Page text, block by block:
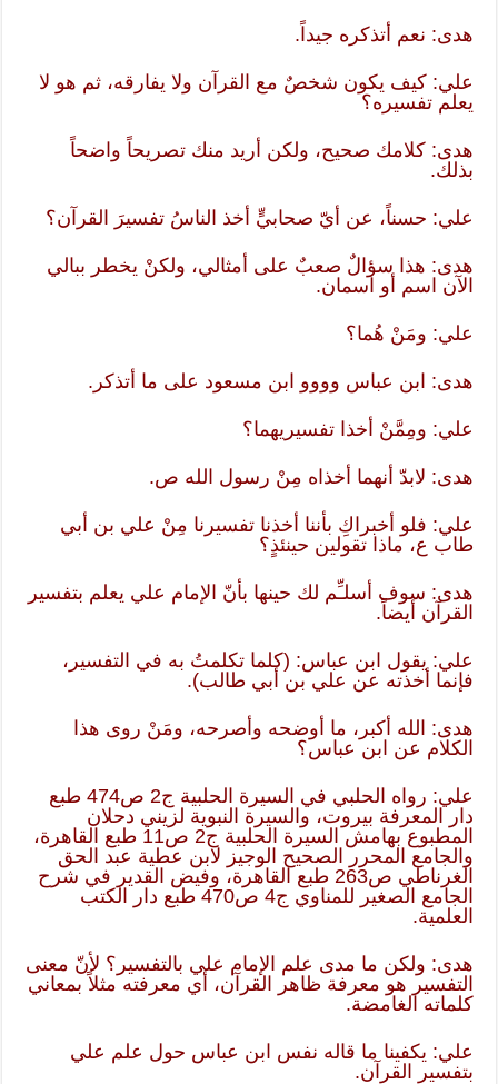
هدى: نعم أتذكره جيداً.
علي: كيف يكون شخصٌ مع القرآن ولا يفارقه، ثم هو لا
يعلم تفسيره؟
هدى: كلامك صحيح، ولكن أريد منك تصريحاً واضحاً
بذلك.
علي: حسناً، عن أيّ صحابيٍّ أخذ الناسُ تفسيرَ القرآن؟
هدى: هذا سؤالٌ صعبٌ على أمثالي، ولكنْ يخطر ببالي
الآن اسم أو اسمان.
علي: ومَنْ هُما؟
هدى: ابن عباس وووو ابن مسعود على ما أتذكر.
علي: ومِمَّنْ أخذا تفسيريهما؟
هدى: لابدّ أنهما أخذاه مِنْ رسول الله ص.
علي: فلو أخبراكِ بأننا أخذنا تفسيرنا مِنْ علي بن أبي
طاب ع، ماذا تقولين حينئذٍ؟
هدى: سوف أسلـِّم لك حينها بأنّ الإمام علي يعلم بتفسير
القرآن أيضاً.
علي: يقول ابن عباس: (كلما تكلمتُ به في التفسير،
فإنما أخذته عن علي بن أبي طالب).
هدى: الله أكبر، ما أوضحه وأصرحه، ومَنْ روى هذا
الكلام عن ابن عباس؟
علي: رواه الحلبي في السيرة الحلبية ج2 ص474 طبع
دار المعرفة بيروت، والسيرة النبوية لزيني دحلان
المطبوع بهامش السيرة الحلبية ج2 ص11 طبع القاهرة،
والجامع المحرر الصحيح الوجيز لابن عطية عبد الحق
الغرناطي ص263 طبع القاهرة، وفيض القدير في شرح
الجامع الصغير للمناوي ج4 ص470 طبع دار الكتب
العلمية.
هدى: ولكن ما مدى علم الإمام علي بالتفسير؟ لأنّ معنى
التفسير هو معرفة ظاهر القرآن، أي معرفته مثلاً بمعاني
كلماته الغامضة.
علي: يكفينا ما قاله نفس ابن عباس حول علم علي
بتفسير القرآن.